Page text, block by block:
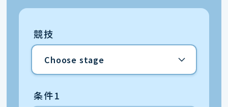
競技
条件1